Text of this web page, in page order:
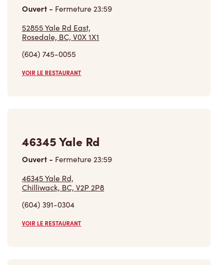
Ouvert - Fermeture23:59
52855 Yale Rd East,
Rosedale, BC, V0X 1X1
(604) 745-0055
VOIR LE RESTAURANT
46345 Yale Rd
Ouvert - Fermeture23:59
46345 Yale Rd,
Chilliwack, BC, V2P 2P8
(604) 391-0304
VOIR LE RESTAURANT